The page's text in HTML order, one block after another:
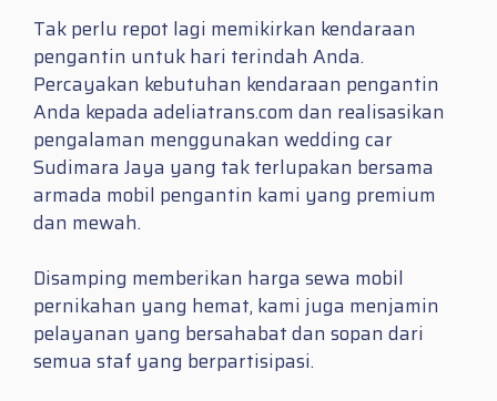
Tak perlu repot lagi memikirkan kendaraan
pengantin untuk hari terindah Anda.
Percayakan kebutuhan kendaraan pengantin
Anda kepada adeliatrans.com dan realisasikan
pengalaman menggunakan wedding car
Sudimara Jaya yang tak terlupakan bersama
armada mobil pengantin kami yang premium
dan mewah.
Disamping memberikan harga sewa mobil
pernikahan yang hemat, kami juga menjamin
pelayanan yang bersahabat dan sopan dari
semua staf yang berpartisipasi.